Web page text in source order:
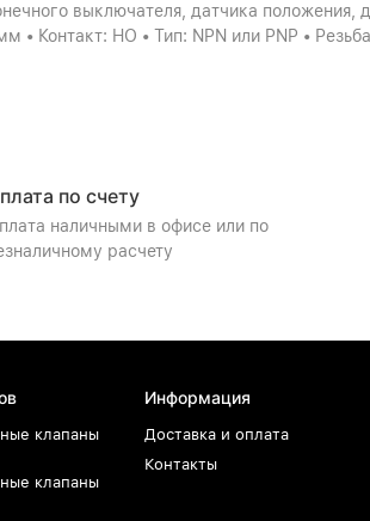
выключателя, датчика положения,
• Контакт: HО • Тип: NPN или PNP •
по счету
наличными в офисе или по
расчету
клапаны
клапаны
Информация
Доставка и оплата
Контакты